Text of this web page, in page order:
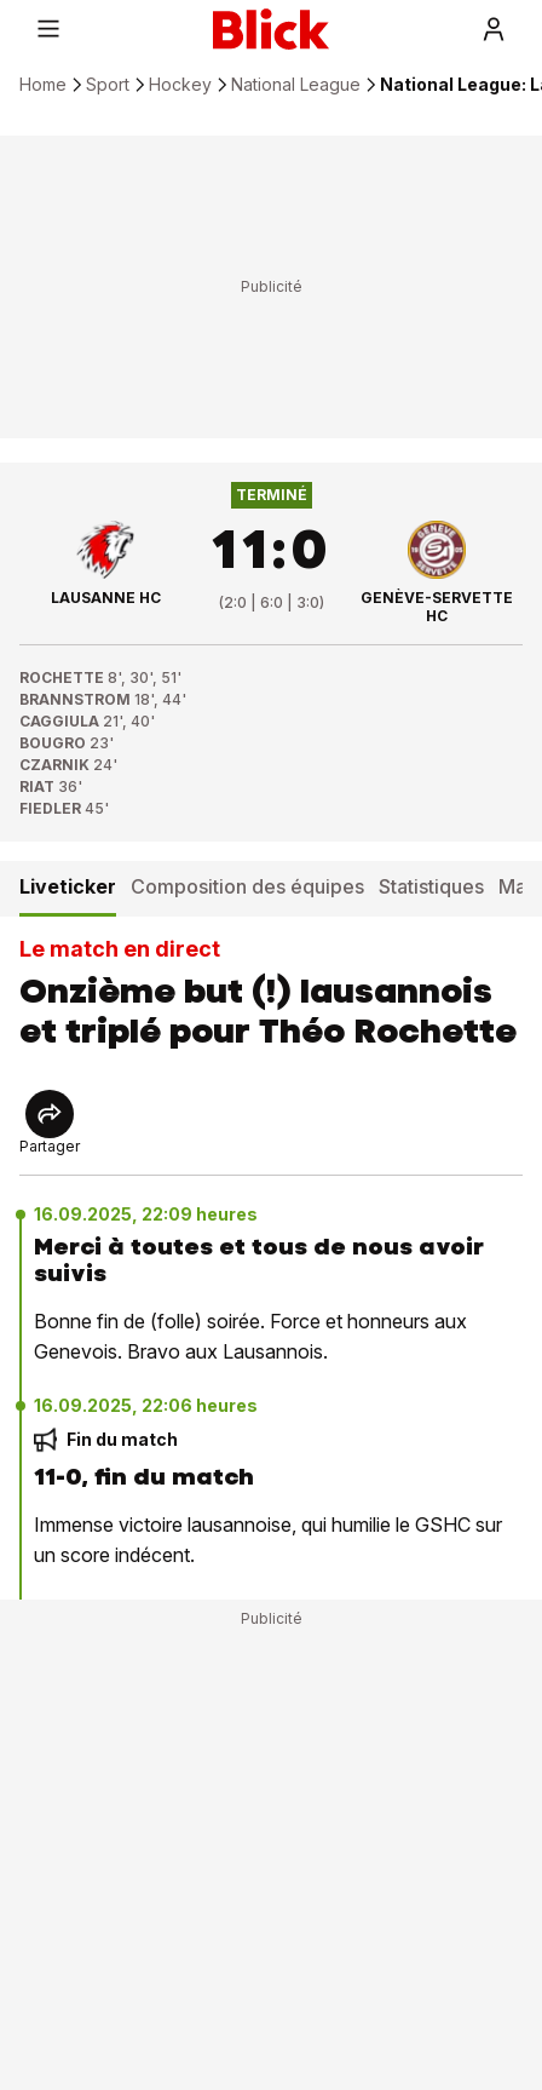
Home Sport Hockey National League National League:
LAUSANNE HC
TERMINÉ
11:0
(2:0 | 6:0 | 3:0)
GENÈVE-SERVETTE
HC
ROCHETTE 8', 30', 51'
BRANNSTROM 18', 44'
CAGGIULA 21', 40'
BOUGRO 23'
CZARNIK 24'
RIAT 36'
FIEDLER 45'
Liveticker Composition des équipes Statistiques
Le match en direct
Onzième but (!) lausannois
et triplé pour Théo Rochette
Partager
16.09.2025, 22:09 heures
Merci à toutes et tous de nous avoir
suivis
Bonne fin de (folle) soirée. Force et honneurs aux
Genevois. Bravo aux Lausannois.
16.09.2025, 22:06 heures
Fin du match
11-0, fin du match
Immense victoire lausannoise, qui humilie le GSHC sur
un score indécent.